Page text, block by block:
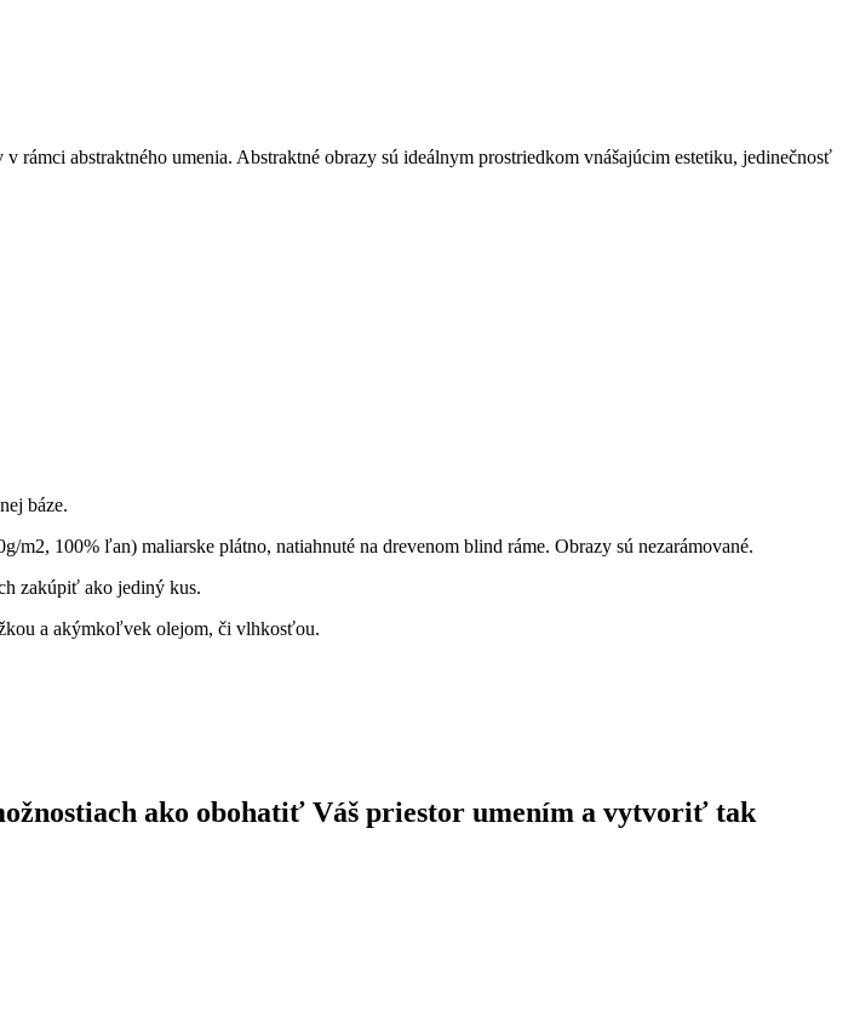
abstraktného umenia. Abstraktné obrazy sú ideálnym prostriedkom vnášajúcim estetiku, jedinečnosť
báze.
100% ľan) maliarske plátno, natiahnuté na drevenom blind ráme. Obrazy sú nezarámované.
zakúpiť ako jediný kus.
a akýmkoľvek olejom, či vlhkosťou.
ako obohatiť Váš priestor umením a vytvoriť tak